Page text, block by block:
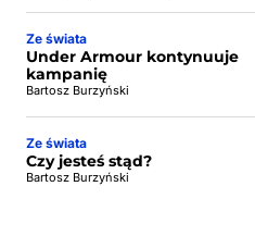
Ze świata
Under Armour kontynuuje
kampanię
Bartosz Burzyński
Ze świata
Czy jesteś stąd?
Bartosz Burzyński